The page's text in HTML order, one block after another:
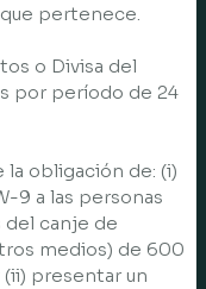
pertenece.
o Divisa del
por período de 24
la obligación de: (i)
9 a las personas
del canje de
medios) de 600
(ii) presentar un